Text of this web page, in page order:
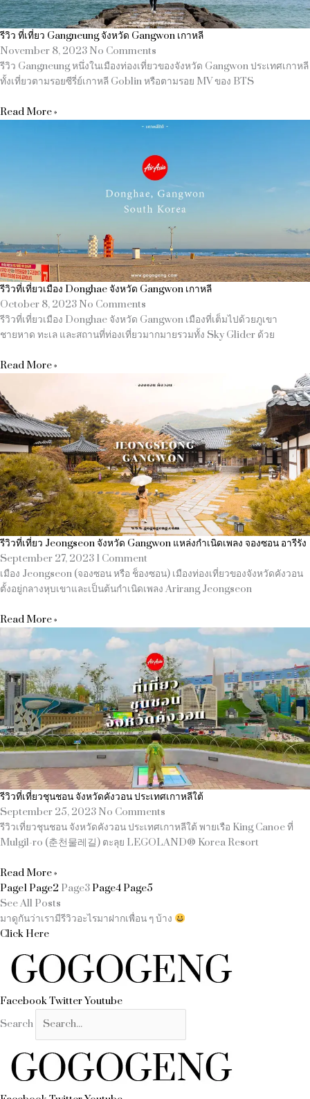
รีวิว ที่เที่ยว Gangneung จังหวัด Gangwon เกาหลี
November 8, 2023 No Comments
รีวิว Gangneung หนึ่งในเมืองท่องเที่ยวของจังหวัด Gangwon ประเทศเกาหลี
ทั้งเที่ยวตามรอยซีรี่ย์เกาหลี Goblin หรือตามรอย MV ของ BTS
Read More »
รีวิวที่เที่ยวเมือง Donghae จังหวัด Gangwon เกาหลี
October 8, 2023 No Comments
รีวิวที่เที่ยวเมือง Donghae จังหวัด Gangwon เมืองที่เต็มไปด้วยภูเขา
ชายหาด ทะเล และสถานที่ท่องเที่ยวมากมายรวมทั้ง Sky Glider ด้วย
Read More »
รีวิวที่เที่ยว Jeongseon จังหวัด Gangwon แหล่งกำเนิดเพลง จองซอน อารีรัง
September 27, 2023 1 Comment
เมือง Jeongseon (จองซอน หรือ ช็องซอน) เมืองท่องเที่ยวของจังหวัดคังวอน
ตั้งอยู่กลางหุบเขาและเป็นต้นกำเนิดเพลง Arirang Jeongseon
Read More »
รีวิวที่เที่ยวชุนชอน จังหวัดคังวอน ประเทศเกาหลีใต้
September 25, 2023 No Comments
รีวิวเที่ยวชุนชอน จังหวัดคังวอน ประเทศเกาหลีใต้ พายเรือ King Canoe ที่
Mulgil-ro (춘천물레길) ตะลุย LEGOLAND® Korea Resort
Read More »
Page1 Page2 Page3 Page4 Page5
See All Posts
มาดูกันว่าเรามีรีวิวอะไรมาฝากเพื่อน ๆ บ้าง
Click Here
FacebookTwitterYoutube
Search